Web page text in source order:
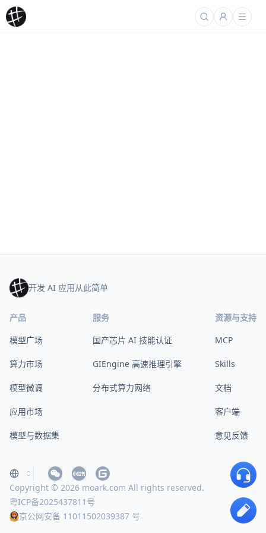
开发 AI 应用从此简单
产品
模型广场
算力市场
模型微调
应用市场
模型与数据集
服务
国产芯片 AI 技能认证
GIEngine 高速推理引擎
分布式算力网络
资源与支持
MCP
Skills
文档
客户端
意见反馈
Copyright © 2026 moark.com All rights reserved.
粤ICP备2025437811号
京公网安备 11011502039387 号